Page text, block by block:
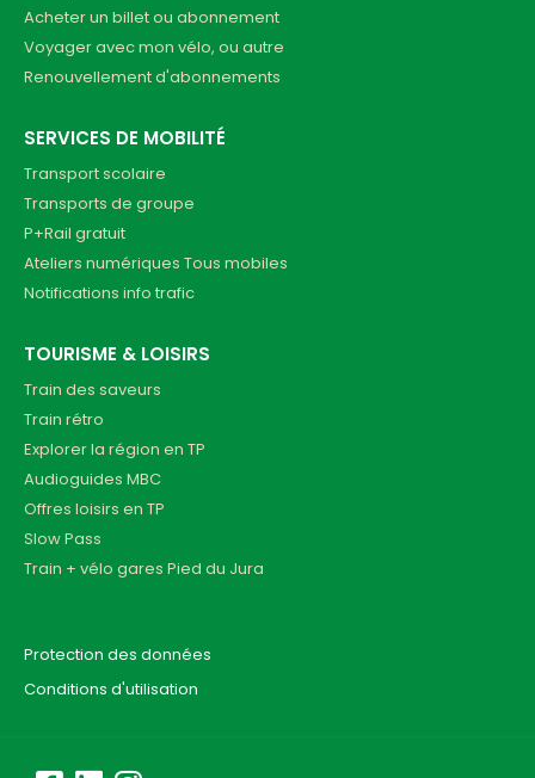
Acheter un billet ou abonnement
Voyager avec mon vélo, ou autre
Renouvellement d'abonnements
SERVICES DE MOBILITÉ
Transport scolaire
Transports de groupe
P+Rail gratuit
Ateliers numériques Tous mobiles
Notifications info trafic
TOURISME & LOISIRS
Train des saveurs
Train rétro
Explorer la région en TP
Audioguides MBC
Offres loisirs en TP
Slow Pass
Train + vélo gares Pied du Jura
Protection des données
Conditions d'utilisation